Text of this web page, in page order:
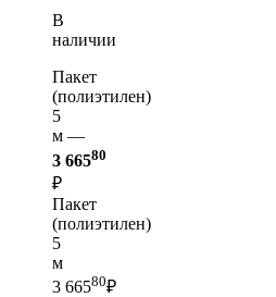
В
наличии
Пакет
(полиэтилен)
5
м —
3 66580
₽
Пакет
(полиэтилен)
5
м
3 66580₽